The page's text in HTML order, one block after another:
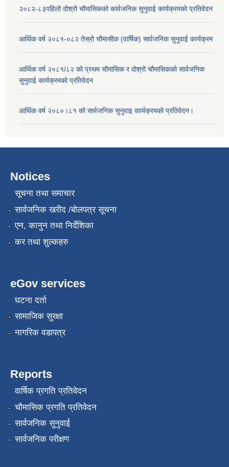
२०८२-८३पहिलो दोश्रो चौमासिकको कार्वजनिक सुनुवाई कार्यक्रमको प्रतिवेदन
आर्थिक वर्ष २०८१-०८२ तेस्रो चौमासीक (वार्षिक) सार्वजनिक सुनुवाई कार्यक्रम
आर्थिक वर्ष २०८१/८२ को प्रथम चौमासिक र दोश्रो चौमासिकको सार्वजनिक
सुनुवाई कार्यक्रमको प्रतिवेदन
आर्थिक वर्ष २०८०।८१ को सार्वजनिक सुनुवाइ कार्यक्रमको प्रतिवेदन।
Notices
सूचना तथा समाचार
सार्वजनिक खरीद /बोलपत्र सूचना
एन, कानुन तथा निर्देशिका
कर तथा शुल्कहरु
eGov services
घटना दर्ता
सामाजिक सुरक्षा
नागरिक वडापत्र
Reports
वार्षिक प्रगति प्रतिवेदन
चौमासिक प्रगति प्रतिवेदन
सार्वजनिक सुनुवाई
सार्वजनिक परीक्षण